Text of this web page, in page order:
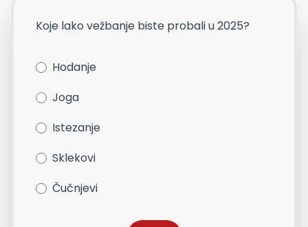
Koje lako vežbanje biste probali u 2025?
Hodanje
Joga
Istezanje
Sklekovi
Čučnjevi